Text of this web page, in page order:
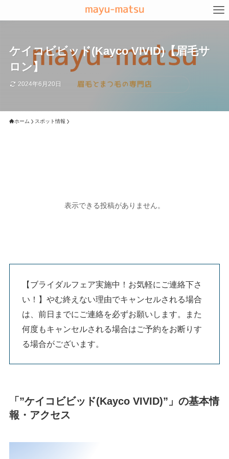
ケイコビビッド(Kayco VIVID)【眉毛サ
ロン】
2024年6月20日
ホーム スポット情報
【ブライダルフェア実施中！お気軽にご連絡下さ
い！】やむ終えない理由でキャンセルされる場合
は、前日までにご連絡を必ずお願いします。また
何度もキャンセルされる場合はご予約をお断りす
る場合がございます。
「”ケイコビビッド(Kayco VIVID)”」の基本情
報・アクセス